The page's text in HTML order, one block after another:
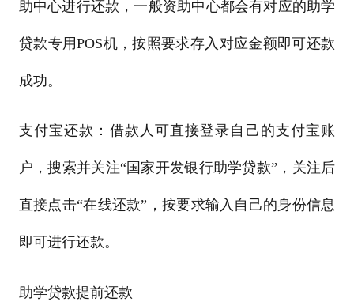
助中心进行还款，一般资助中心都会有对应的助学
贷款专用POS机，按照要求存入对应金额即可还款
成功。
支付宝还款：借款人可直接登录自己的支付宝账
户，搜索并关注“国家开发银行助学贷款”，关注后
直接点击“在线还款”，按要求输入自己的身份信息
即可进行还款。
助学贷款提前还款